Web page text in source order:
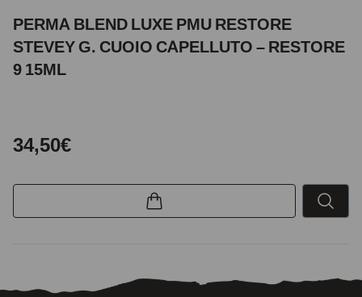
PERMA BLEND LUXE PMU RESTORE
STEVEY G. CUOIO CAPELLUTO – RESTORE
9 15ML
34,50€